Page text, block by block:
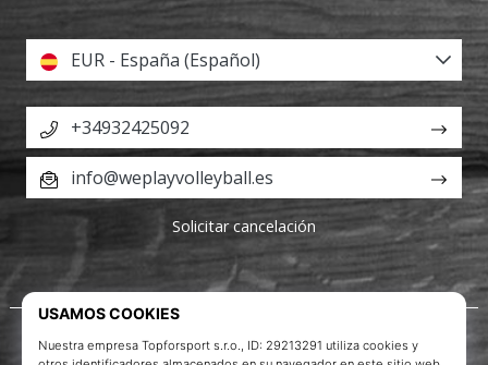
Acerca de nosotros
EUR - España (Español)
+34932425092
info@weplayvolleyball.es
Solicitar cancelación